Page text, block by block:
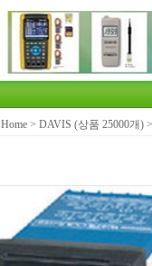
Home > DAVIS (상품 25000개)